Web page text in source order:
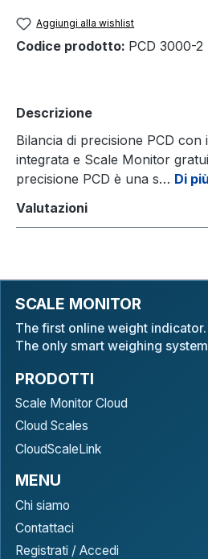
Aggiungi alla wishlist
Codice prodotto: PCD 3000-2
Descrizione
Bilancia di precisione PCD
integrata e Scale Monitor
precisione PCD è una s… Di più
Valutazioni
SCALE MONITOR
The first online weight indicator.
The only smart weighing
PRODOTTI
Scale Monitor Cloud
Cloud Scales
CloudScaleLink
MENU
Chi siamo
Contattaci
Registrati / Accedi